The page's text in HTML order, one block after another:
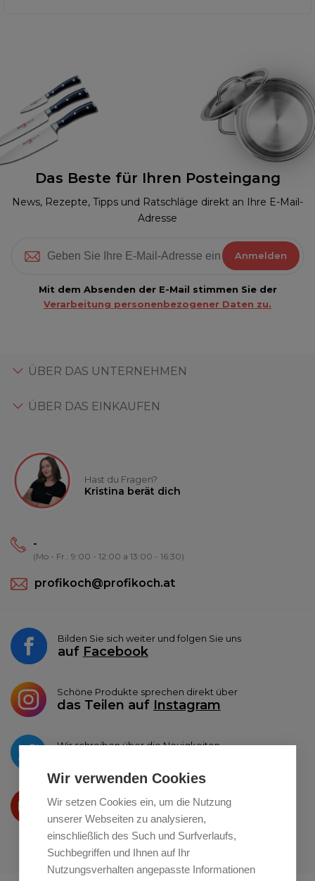
Wir verwenden Cookies
Wir setzen Cookies ein, um die Nutzung
unserer Webseiten zu analysieren,
einschließlich des Such und Surfverlaufs,
Suchbegriffen und Ihnen auf Ihr
Nutzungsverhalten angepasste Informationen
Das Beste für Ihren Posteingang
News, Rezepte, Tipps und Ratschläge direkt an Ihre E-Mail-
Adresse
Anmelden
Mit dem Absenden der E-Mail stimmen Sie der
Verarbeitung personenbezogener Daten zu.
ÜBER DAS UNTERNEHMEN
ÜBER DAS EINKAUFEN
Hast du Fragen?
Kristina berät dich
-
(Mo - Fr.: 9:00 - 12:00 a 13:00 - 16:30)
profikoch@profikoch.at
Bilden Sie sich weiter und folgen Sie uns
auf Facebook
Schöne Produkte sprechen direkt über
das Teilen auf Instagram
Wir schreiben über die Neuigkeiten
Wir präsentieren Ihre produkte
Youtube